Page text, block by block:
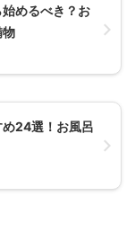
めるべき？お
物
24選！お風呂